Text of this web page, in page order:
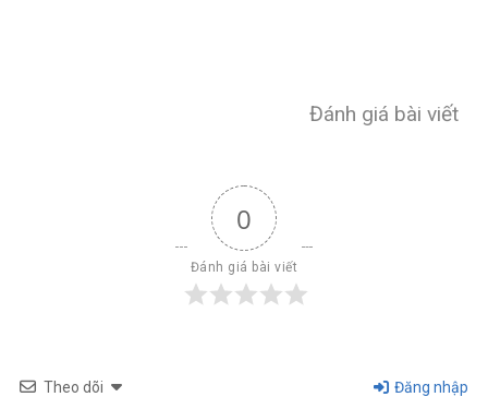
Đánh giá bài viết
0
Đánh giá bài viết
Theo dõi Đăng nhập